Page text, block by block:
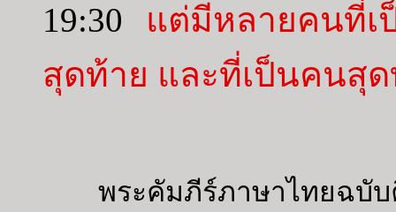
19:30 แต่มีหลายคนที่เ
สุดท้าย และที่เป็นคนสุ
พระคัมภีร์ภาษาไทยฉบับ